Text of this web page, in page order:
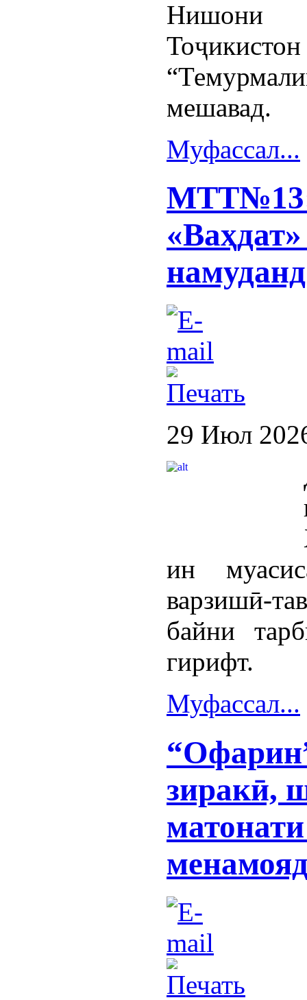
Нишони
мешавад.
Муфассал...
МТТ№13:
намуданд
29 Июл
ин
варзишӣ-
байни
гирифт.
Муфассал...
зиракӣ,